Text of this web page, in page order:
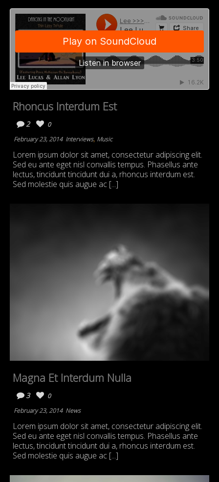
Rhoncus Interdum Est
2
0
February 23, 2014 Interviews, Music
Lorem ipsum dolor sit amet, consectetur adipiscing elit.
Sed eu ante eget nisl convallis tempus. Phasellus ante
lectus, tincidunt tincidunt dui a, rhoncus interdum est.
Sed molestie quis augue ac [...]
Magna Et Interdum Nulla
3
0
February 23, 2014 News
Lorem ipsum dolor sit amet, consectetur adipiscing elit.
Sed eu ante eget nisl convallis tempus. Phasellus ante
lectus, tincidunt tincidunt dui a, rhoncus interdum est.
Sed molestie quis augue ac [...]